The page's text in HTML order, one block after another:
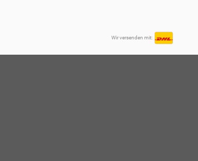
Wir versenden mit: